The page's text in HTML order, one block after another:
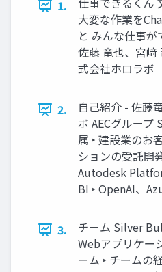
1.
大変な作業を
と みんな仕事が
佐藤 竜也、宮﨑
式会社ホロラボ
2.
自己紹介 - 佐藤
ボ AECグルー
属 ‣ 建設業のお
ションの受託開
Autodesk
BI ‣ OpenAI、
3.
チーム Silver
Webアプリケー
ーム ‣ チームの